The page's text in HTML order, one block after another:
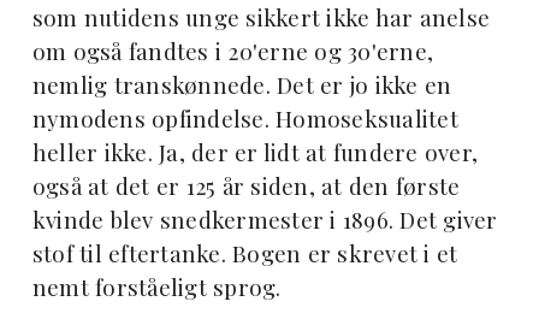
som nutidens unge sikkert ikke har anelse
om også fandtes i 20'erne og 30'erne,
nemlig transkønnede. Det er jo ikke en
nymodens opfindelse. Homoseksualitet
heller ikke. Ja, der er lidt at fundere over,
også at det er 125 år siden, at den første
kvinde blev snedkermester i 1896. Det giver
stof til eftertanke. Bogen er skrevet i et
nemt forståeligt sprog.